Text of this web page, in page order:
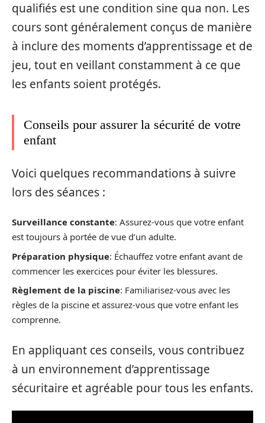
qualifiés est une condition sine qua non. Les
cours sont généralement conçus de manière
à inclure des moments d’apprentissage et de
jeu, tout en veillant constamment à ce que
les enfants soient protégés.
Conseils pour assurer la sécurité de votre
enfant
Voici quelques recommandations à suivre
lors des séances :
Surveillance constante: Assurez-vous que votre enfant
est toujours à portée de vue d’un adulte.
Préparation physique: Échauffez votre enfant avant de
commencer les exercices pour éviter les blessures.
Règlement de la piscine: Familiarisez-vous avec les
règles de la piscine et assurez-vous que votre enfant les
comprenne.
En appliquant ces conseils, vous contribuez
à un environnement d’apprentissage
sécuritaire et agréable pour tous les enfants.